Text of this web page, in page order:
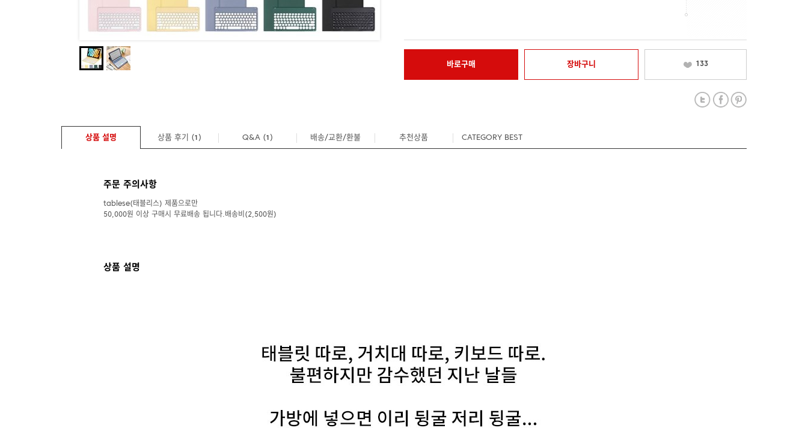
바로구매 장바구니 133
상품 설명 상품 후기 (1 ) Q&A (1 ) 배송/교환/환불 추천상품 CATEGORY BEST
주문 주의사항
tablese(태블리스) 제품으로만
50,000원 이상 구매시 무료배송 됩니다.배송비(2,500원)
상품 설명